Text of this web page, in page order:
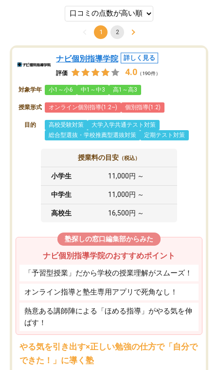
1 2
ナビ個別指導学院 詳しく見る
評価 4.0 （190件）
対象学年 小1～小6 中1～中3 高1～高3
授業形式 オンライン個別指導(1:2~) 個別指導(1:2)
目的 高校受験対策
大学入学共通テスト対策
総合型選抜・学校推薦型選抜対策
定期テスト対策
授業料の目安 （税込）
小学生 11,000円 ～
中学生 11,000円 ～
高校生 16,500円 ～
塾探しの窓口編集部からみた
ナビ個別指導学院のおすすめポイント
「予習型授業」だから学校の授業理解がスムーズ！
オンライン指導と塾生専用アプリで死角なし！
熱意ある講師陣による「ほめる指導」がやる気を伸
ばす！
やる気を引き出す×正しい勉強の仕方で「自分で
できた！」に導く塾